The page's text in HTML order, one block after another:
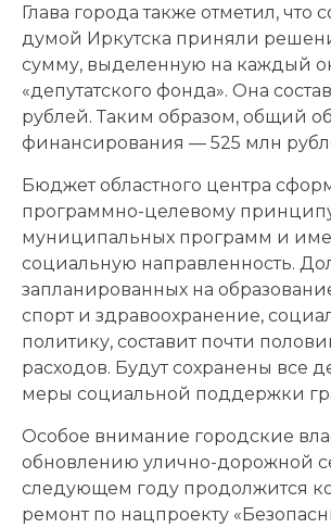
Глава города также отметил, что
думой Иркутска приняли
сумму, выделенную на каждый
«депутатского фонда». Она
рублей. Таким образом, общий
финансирования — 525 млн
Бюджет областного центра
программно-целевому принципу
муниципальных программ и
социальную направленность.
запланированных на
спорт и здравоохранение,
политику, составит почти
расходов. Будут сохранены все
меры социальной поддержки
Особое внимание городские
обновлению улично-дорожной
следующем году продолжится
ремонт по нацпроекту